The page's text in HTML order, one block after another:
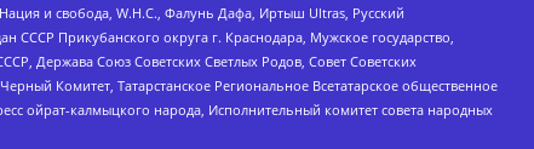
и свобода, W.H.С., Фалунь Дафа, Иртыш Ultras, Русский
Прикубанского округа г. Краснодара, Мужское государство,
Держава Союз Советских Светлых Родов, Совет Советских
Комитет, Татарстанское Региональное Всетатарское общественное
ойрат-калмыцкого народа, Исполнительный комитет совета народных